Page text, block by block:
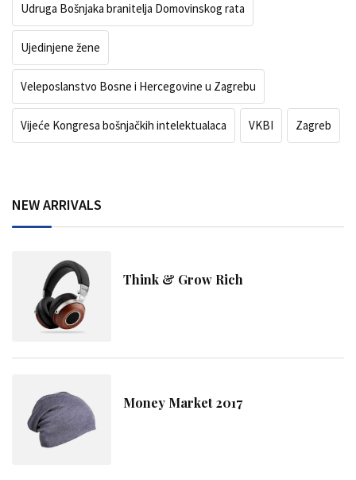
Udruga Bošnjaka branitelja Domovinskog rata
Ujedinjene žene
Veleposlanstvo Bosne i Hercegovine u Zagrebu
Vijeće Kongresa bošnjačkih intelektualaca VKBI Zagreb
NEW ARRIVALS
Think & Grow Rich
Money Market 2017